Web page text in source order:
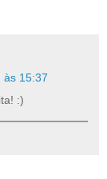
às 15:37
:)